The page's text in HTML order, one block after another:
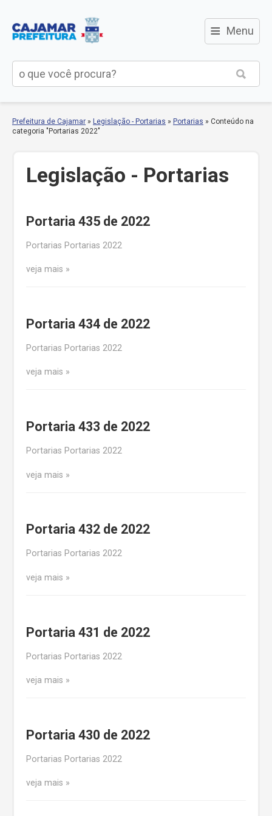
≡ Menu
Prefeitura de Cajamar » Legislação - Portarias » Portarias » Conteúdo na
categoria "Portarias 2022"
Legislação - Portarias
Portaria 435 de 2022
Portarias Portarias 2022
veja mais
Portaria 434 de 2022
Portarias Portarias 2022
veja mais
Portaria 433 de 2022
Portarias Portarias 2022
veja mais
Portaria 432 de 2022
Portarias Portarias 2022
veja mais
Portaria 431 de 2022
Portarias Portarias 2022
veja mais
Portaria 430 de 2022
Portarias Portarias 2022
veja mais